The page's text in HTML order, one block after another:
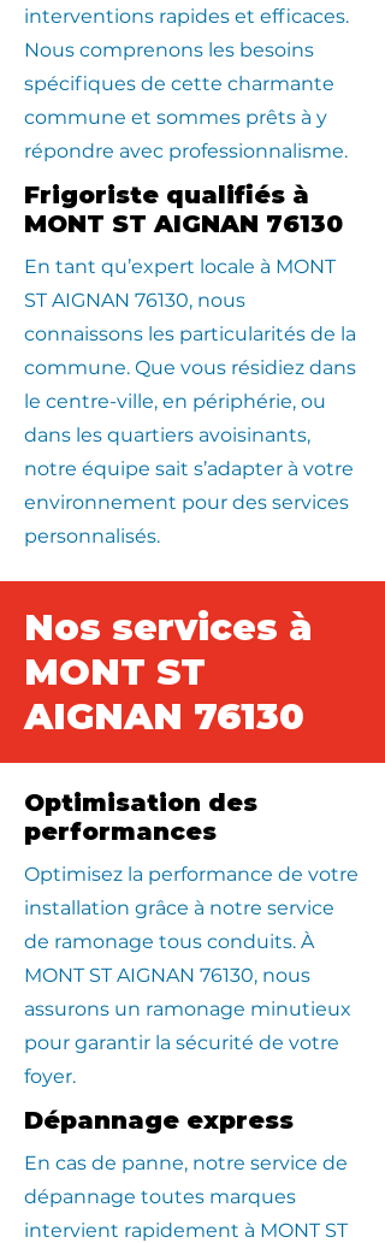
interventions rapides et efficaces.
Nous comprenons les besoins
spécifiques de cette charmante
commune et sommes prêts à y
répondre avec professionnalisme.
Frigoriste qualifiés à
MONT ST AIGNAN 76130
En tant qu’expert locale à MONT
ST AIGNAN 76130, nous
connaissons les particularités de la
commune. Que vous résidiez dans
le centre-ville, en périphérie, ou
dans les quartiers avoisinants,
notre équipe sait s’adapter à votre
environnement pour des services
personnalisés.
Nos services à
MONT ST
AIGNAN 76130
Optimisation des
performances
Optimisez la performance de votre
installation grâce à notre service
de ramonage tous conduits. À
MONT ST AIGNAN 76130, nous
assurons un ramonage minutieux
pour garantir la sécurité de votre
foyer.
Dépannage express
En cas de panne, notre service de
dépannage toutes marques
intervient rapidement à MONT ST